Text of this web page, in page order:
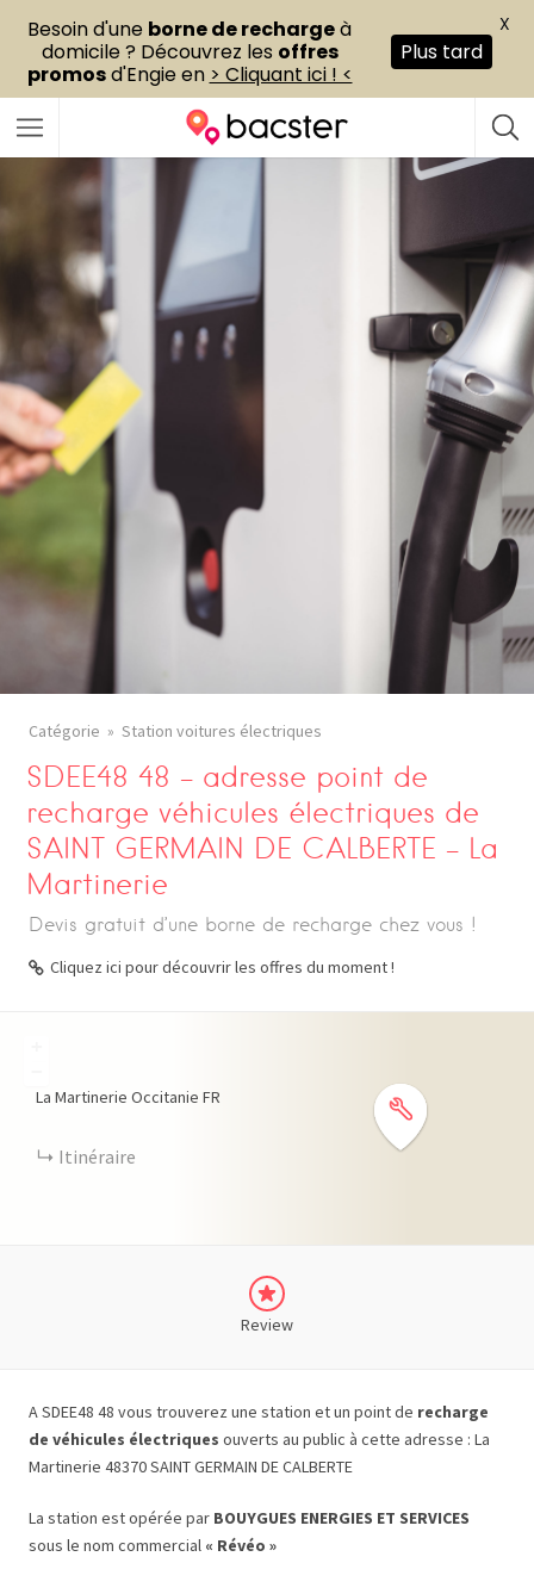
Catégorie Station voitures électriques
SDEE48 48 – adresse point de
recharge véhicules électriques de
SAINT GERMAIN DE CALBERTE – La
Martinerie
Devis gratuit d’une borne de recharge chez vous !
Cliquez ici pour découvrir les offres du moment !
La Martinerie Occitanie FR
Itinéraire
Review
A SDEE48 48 vous trouverez une station et un point de recharge
de véhicules électriques ouverts au public à cette adresse : La
Martinerie 48370 SAINT GERMAIN DE CALBERTE
La station est opérée par BOUYGUES ENERGIES ET SERVICES
sous le nom commercial « Révéo »
Besoin d'une borne de rechargeà
domicile ? Découvrez les offres
promosd'Engie en > Cliquant ici ! <
Plus tard
X